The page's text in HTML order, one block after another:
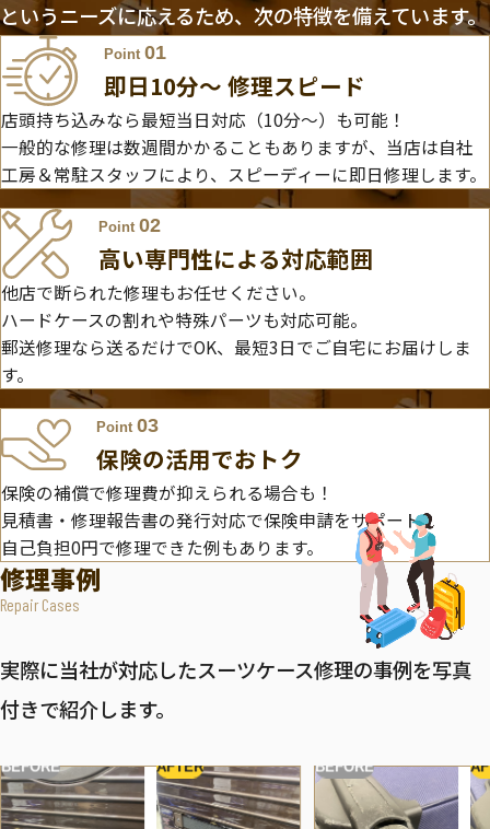
というニーズに応えるため、次の特徴を備えています。
Point 01
即日10分〜 修理スピード
店頭持ち込みなら最短当日対応（10分～）も可能！
一般的な修理は数週間かかることもありますが、当店は自社
工房＆常駐スタッフにより、スピーディーに即日修理します。
Point02
高い専門性による対応範囲
他店で断られた修理もお任せください。
ハードケースの割れや特殊パーツも対応可能。
郵送修理なら送るだけでOK、最短3日でご自宅にお届けしま
す。
Point 03
保険の活用でおトク
保険の補償で修理費が抑えられる場合も！
見積書・修理報告書の発行対応で保険申請をサポート。
自己負担0円で修理できた例もあります。
修理事例
Repair Cases
実際に当社が対応したスーツケース修理の事例を写真
付きで紹介します。
BEFORE AFTER BEFORE